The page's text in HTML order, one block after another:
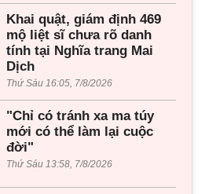
Khai quật, giám định 469
mộ liệt sĩ chưa rõ danh
tính tại Nghĩa trang Mai
Dịch
Thứ Sáu 16:05, 7/8/2026
"Chỉ có tránh xa ma túy
mới có thể làm lại cuộc
đời"
Thứ Sáu 13:58, 7/8/2026